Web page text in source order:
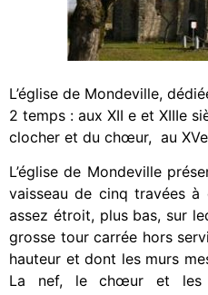
L’église de Mondeville,
2 temps : aux XII e et XIIIe
clocher et du chœur, au
L’église de Mondeville
vaisseau de cinq travées
assez étroit, plus bas, sur
grosse tour carrée hors
hauteur et dont les murs
La nef, le chœur et les